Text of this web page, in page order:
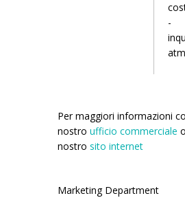
-
Per maggiori informazioni
nostro ufficio commerciale
nostro sito internet
Marketing Department